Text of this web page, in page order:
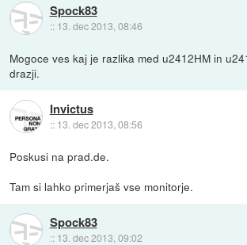
Spock83
:: 13. dec 2013, 08:46
Mogoce ves kaj je razlika med u2412HM in
drazji.
Invictus
:: 13. dec 2013, 08:56
Poskusi na prad.de.
Tam si lahko primerjaš vse monitorje.
Spock83
:: 13. dec 2013, 09:02